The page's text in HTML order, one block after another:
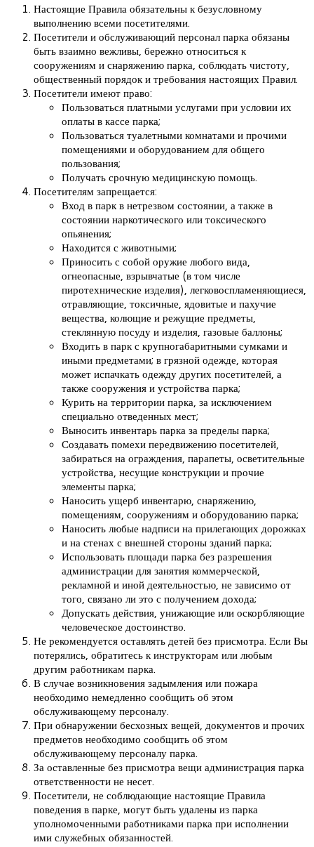
Настоящие Правила обязательны к безусловному
выполнению всеми посетителями.
Посетители и обслуживающий персонал парка обязаны
быть взаимно вежливы, бережно относиться к
сооружениям и снаряжению парка, соблюдать чистоту,
общественный порядок и требования настоящих Правил.
Посетители имеют право:
Пользоваться платными услугами при условии их
оплаты в кассе парка;
Пользоваться туалетными комнатами и прочими
помещениями и оборудованием для общего
пользования;
Получать срочную медицинскую помощь.
Посетителям запрещается:
Вход в парк в нетрезвом состоянии, а также в
состоянии наркотического или токсического
опьянения;
Находится с животными;
Приносить с собой оружие любого вида,
огнеопасные, взрывчатые (в том числе
пиротехнические изделия), легковоспламеняющиеся,
отравляющие, токсичные, ядовитые и пахучие
вещества, колющие и режущие предметы,
стеклянную посуду и изделия, газовые баллоны;
Входить в парк с крупногабаритными сумками и
иными предметами; в грязной одежде, которая
может испачкать одежду других посетителей, а
также сооружения и устройства парка;
Курить на территории парка, за исключением
специально отведенных мест;
Выносить инвентарь парка за пределы парка;
Создавать помехи передвижению посетителей,
забираться на ограждения, парапеты, осветительные
устройства, несущие конструкции и прочие
элементы парка;
Наносить ущерб инвентарю, снаряжению,
помещениям, сооружениям и оборудованию парка;
Наносить любые надписи на прилегающих дорожках
и на стенах с внешней стороны зданий парка;
Использовать площади парка без разрешения
администрации для занятия коммерческой,
рекламной и иной деятельностью, не зависимо от
того, связано ли это с получением дохода;
Допускать действия, унижающие или оскорбляющие
человеческое достоинство.
Не рекомендуется оставлять детей без присмотра. Если Вы
потерялись, обратитесь к инструкторам или любым
другим работникам парка.
В случае возникновения задымления или пожара
необходимо немедленно сообщить об этом
обслуживающему персоналу.
При обнаружении бесхозных вещей, документов и прочих
предметов необходимо сообщить об этом
обслуживающему персоналу парка.
За оставленные без присмотра вещи администрация парка
ответственности не несет.
Посетители, не соблюдающие настоящие Правила
поведения в парке, могут быть удалены из парка
уполномоченными работниками парка при исполнении
ими служебных обязанностей.